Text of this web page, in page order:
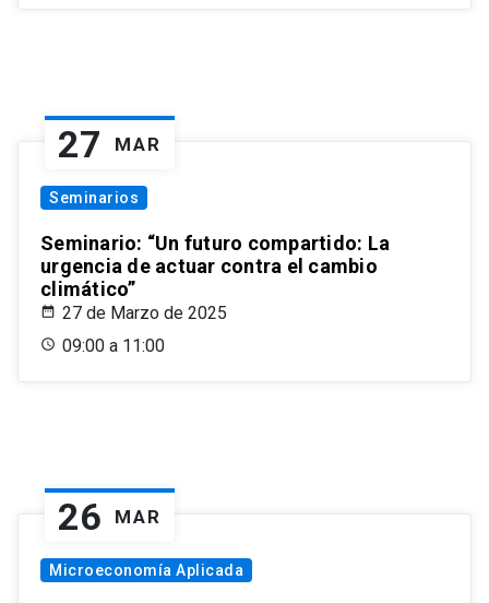
27 MAR
Seminarios
Seminario: “Un futuro compartido: La
urgencia de actuar contra el cambio
climático”
27 de Marzo de 2025
09:00 a 11:00
26 MAR
Microeconomía Aplicada